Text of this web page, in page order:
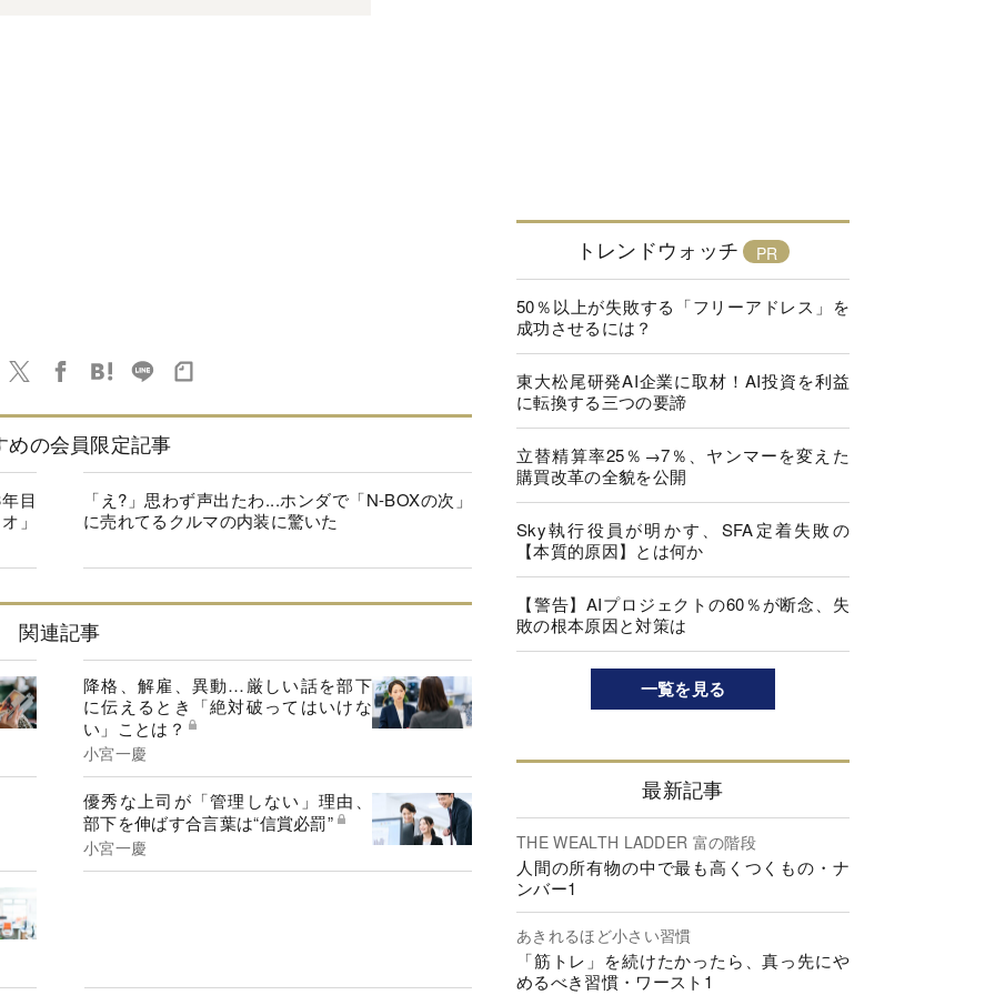
めの会員限定記事
目
」
「え?」思わず声出たわ...ホンダで「N-BOXの次」
に売れてるクルマの内装に驚いた
関連記事
降格、解雇、異動…厳しい話を部下
に伝えるとき「絶対破ってはいけな
い」ことは？
小宮一慶
優秀な上司が「管理しない」理由、
部下を伸ばす合言葉は“信賞必罰”
小宮一慶
トレンドウォッチ
50％以上が失敗する「フリーアドレス」を
成功させるには？
東大松尾研発AI企業に取材！AI投資を利益
に転換する三つの要諦
立替精算率25％→7％、ヤンマーを変えた
購買改革の全貌を公開
Sky執行役員が明かす、SFA定着失敗の
【本質的原因】とは何か
【警告】AIプロジェクトの60％が断念、失
敗の根本原因と対策は
一覧を見る
最新記事
THE WEALTH LADDER 富の階段
人間の所有物の中で最も高くつくもの・ナ
ンバー1
あきれるほど小さい習慣
「筋トレ」を続けたかったら、真っ先にや
めるべき習慣・ワースト1